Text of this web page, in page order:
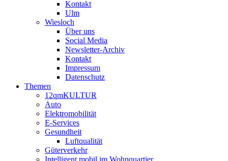
Kontakt
Ulm
Wiesloch
Über uns
Social Media
Newsletter-Archiv
Kontakt
Impressum
Datenschutz
Themen
12qmKULTUR
Auto
Elektromobilität
E-Services
Gesundheit
Luftqualität
Güterverkehr
Intelligent mobil im Wohnquartier